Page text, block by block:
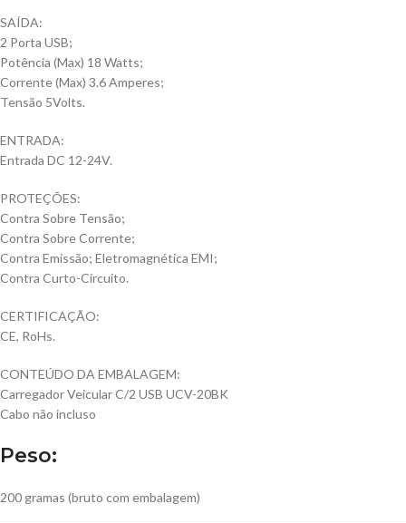
SAÍDA:
2 Porta USB;
Potência (Max) 18 Watts;
Corrente (Max) 3.6 Amperes;
Tensão 5Volts.
ENTRADA:
Entrada DC 12-24V.
PROTEÇÕES:
Contra Sobre Tensão;
Contra Sobre Corrente;
Contra Emissão; Eletromagnética EMI;
Contra Curto-Circuito.
CERTIFICAÇÃO:
CE, RoHs.
CONTEÚDO DA EMBALAGEM:
Carregador Veicular C/2 USB UCV-20BK
Cabo não incluso
Peso:
200 gramas (bruto com embalagem)